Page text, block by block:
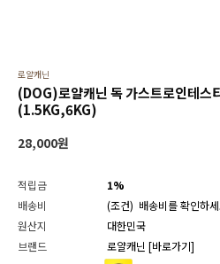
로얄캐닌
(DOG)로얄캐닌 독 가스트로인테스
(1.5KG,6KG)
28,000원
적립금
1%
배송비
(조건) 배송비를 확인하
원산지
대한민국
브랜드
로얄캐닌 [바로가기]